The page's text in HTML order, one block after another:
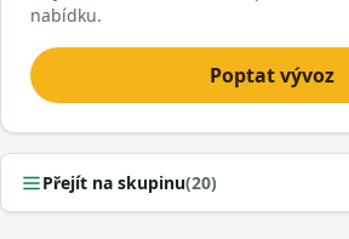
nabídku.
Poptat vývoz
Přejít na skupinu(20)